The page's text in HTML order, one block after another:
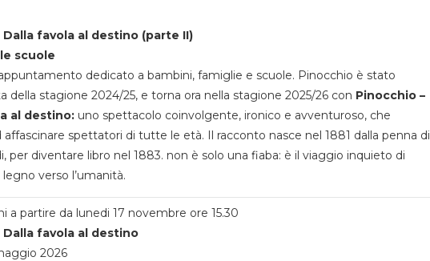
favola al destino (parte II)
scuole
dedicato a bambini, famiglie e scuole. Pinocchio è stato
della stagione 2024/25, e torna ora nella stagione 2025/26 con Pinocchio –
al destino:uno spettacolo coinvolgente, ironico e avventuroso, che
affascinare spettatori di tutte le età. Il racconto nasce nel 1881 dalla penna di
per diventare libro nel 1883. non è solo una fiaba: è il viaggio inquieto di
legno verso l’umanità.
a partire da lunedi 17 novembre ore 15.30
Dalla favola al destino
2026